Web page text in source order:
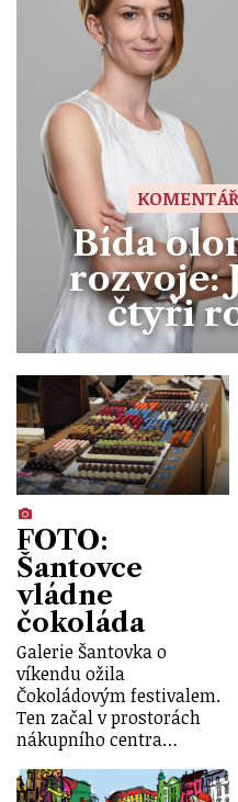
Bída
rozvoje:
čtyři
FOTO:
Šantovce
vládne
čokoláda
Galerie Šantovka o
víkendu ožila
Čokoládovým festivalem.
Ten začal v prostorách
nákupního centra…